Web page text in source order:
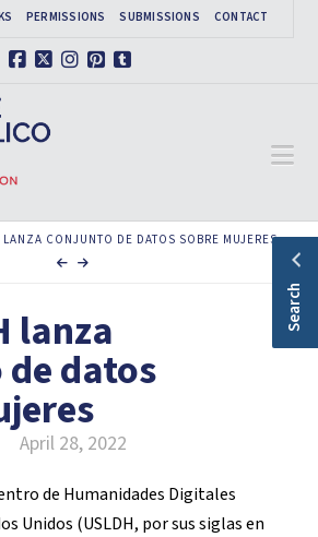
PERMISSIONS SUBMISSIONS CONTACT
LANZA CONJUNTO DE DATOS SOBRE MUJERES
lanza
datos
April 28, 2022
de Humanidades Digitales
Unidos (USLDH, por sus siglas en
Search